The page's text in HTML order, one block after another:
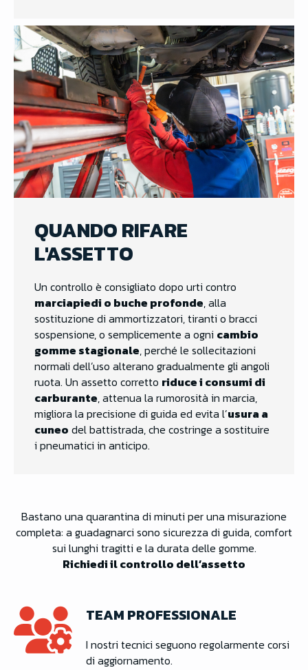
QUANDO RIFARE
L'ASSETTO
Un controllo è consigliato dopo urti contro
marciapiedi o buche profonde, alla
sostituzione di ammortizzatori, tiranti o bracci
sospensione, o semplicemente a ogni cambio
gomme stagionale, perché le sollecitazioni
normali dell’uso alterano gradualmente gli angoli
ruota. Un assetto corretto riduce i consumi di
carburante, attenua la rumorosità in marcia,
migliora la precisione di guida ed evita l’usura a
cuneo del battistrada, che costringe a sostituire
i pneumatici in anticipo.
Bastano una quarantina di minuti per una misurazione
completa: a guadagnarci sono sicurezza di guida, comfort
sui lunghi tragitti e la durata delle gomme.
Richiedi il controllo dell’assetto
TEAM PROFESSIONALE
I nostri tecnici seguono regolarmente corsi
di aggiornamento.